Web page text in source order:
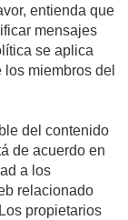
entienda que
mensajes
se aplica
miembros del
del contenido
de acuerdo en
a los
relacionado
propietarios